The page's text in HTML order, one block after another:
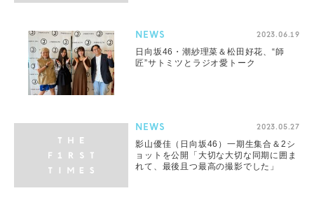
NEWS 2023.06.19
日向坂46・潮紗理菜＆松田好花、“師
匠”サトミツとラジオ愛トーク
NEWS 2023.05.27
影山優佳（日向坂46）一期生集合＆2シ
ョットを公開「大切な大切な同期に囲ま
れて、最後且つ最高の撮影でした」